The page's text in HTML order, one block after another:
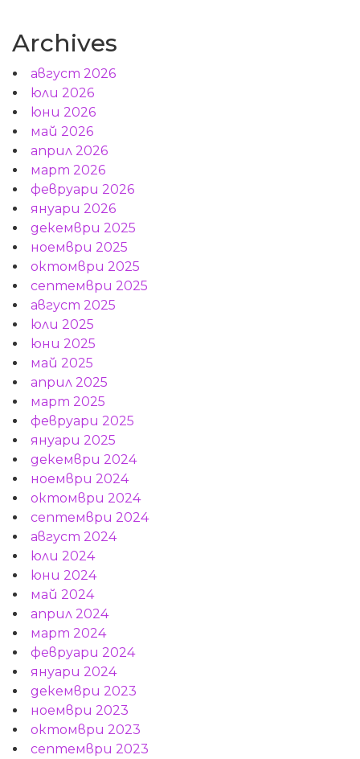
Archives
август 2026
юли 2026
юни 2026
май 2026
април 2026
март 2026
февруари 2026
януари 2026
декември 2025
ноември 2025
октомври 2025
септември 2025
август 2025
юли 2025
юни 2025
май 2025
април 2025
март 2025
февруари 2025
януари 2025
декември 2024
ноември 2024
октомври 2024
септември 2024
август 2024
юли 2024
юни 2024
май 2024
април 2024
март 2024
февруари 2024
януари 2024
декември 2023
ноември 2023
октомври 2023
септември 2023